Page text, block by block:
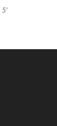
5’